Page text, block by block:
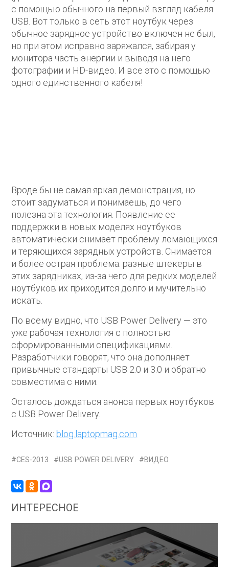
с помощью обычного на первый взгляд кабеля
USB. Вот только в сеть этот ноутбук через
обычное зарядное устройство включен не был,
но при этом исправно заряжался, забирая у
монитора часть энергии и выводя на него
фотографии и HD-видео. И все это с помощью
одного единственного кабеля!
Вроде бы не самая яркая демонстрация, но
стоит задуматься и понимаешь, до чего
полезна эта технология. Появление ее
поддержки в новых моделях ноутбуков
автоматически снимает проблему ломающихся
и теряющихся зарядных устройств. Снимается
и более острая проблема: разные штекеры в
этих зарядниках, из-за чего для редких моделей
ноутбуков их приходится долго и мучительно
искать.
По всему видно, что USB Power Delivery — это
уже рабочая технология с полностью
сформированными спецификациями.
Разработчики говорят, что она дополняет
привычные стандарты USB 2.0 и 3.0 и обратно
совместима с ними.
Осталось дождаться анонса первых ноутбуков
с USB Power Delivery.
Источник: blog.laptopmag.com
CES-2013 USB POWER DELIVERY ВИДЕО
ИНТЕРЕСНОЕ